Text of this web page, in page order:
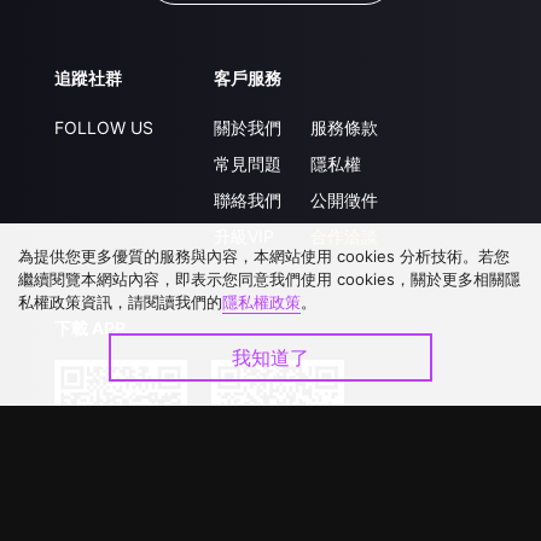
追蹤社群
FOLLOW US
客戶服務
關於我們
常見問題
聯絡我們
服務條款
隱私權
公開徵件
為提供您更多優質的服務與內容，本網站使用 cookies 分析技術。若您
繼續閱覽本網站內容，即表示您同意我們使用 cookies，關於更多相關隱
私權政策資訊，請閱讀我們的隱私權政策。
我知道了